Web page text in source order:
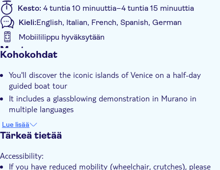
Kesto: 4 tuntia 10 minuuttia–4 tuntia 15 minuuttia
Kieli:English, Italian, French, Spanish, German
Mobiililippu hyväksytään
Muuta
Pienempi ryhmäkoko
Transport included
Pet friendly
Kohokohdat
You'll discover the iconic islands of Venice on a half-day
guided boat tour
It includes a glassblowing demonstration in Murano in
multiple languages
You'll see Burano's colourful houses and delve into local life
and traditions
Lue lisää
Tärkeä tietää
Accessibility:
If you have reduced mobility (wheelchair, crutches), please